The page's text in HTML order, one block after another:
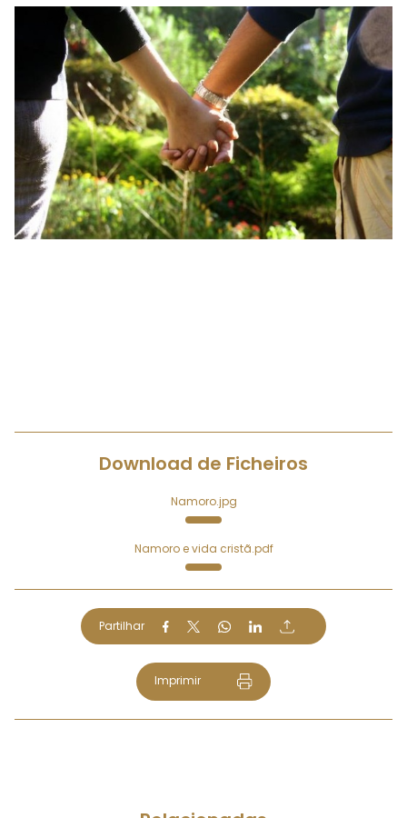
Download de Ficheiros
Namoro.jpg
Namoro e vida cristã.pdf
Partilhar
Imprimir